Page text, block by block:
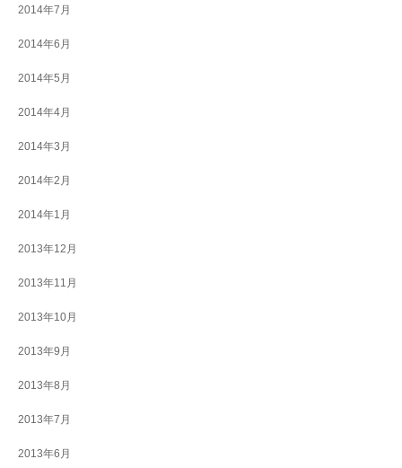
2014年7月
2014年6月
2014年5月
2014年4月
2014年3月
2014年2月
2014年1月
2013年12月
2013年11月
2013年10月
2013年9月
2013年8月
2013年7月
2013年6月